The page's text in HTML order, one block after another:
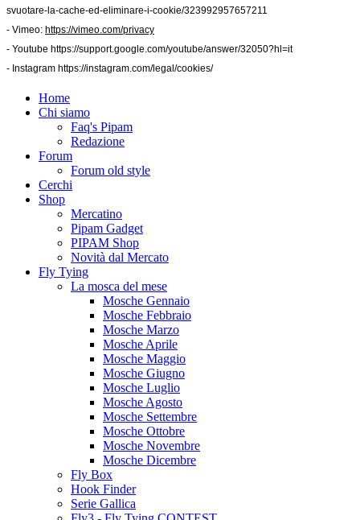
svuotare-la-cache-ed-eliminare-i-cookie/323992957657211
- Vimeo: https://vimeo.com/privacy
- Youtube https://support.google.com/youtube/answer/32050?hl=it
- Instagram https://instagram.com/legal/cookies/
Home
Chi siamo
Faq's Pipam
Redazione
Forum
Forum old style
Cerchi
Shop
Mercatino
Pipam Gadget
PIPAM Shop
Novità dal Mercato
Fly Tying
La mosca del mese
Mosche Gennaio
Mosche Febbraio
Mosche Marzo
Mosche Aprile
Mosche Maggio
Mosche Giugno
Mosche Luglio
Mosche Agosto
Mosche Settembre
Mosche Ottobre
Mosche Novembre
Mosche Dicembre
Fly Box
Hook Finder
Serie Gallica